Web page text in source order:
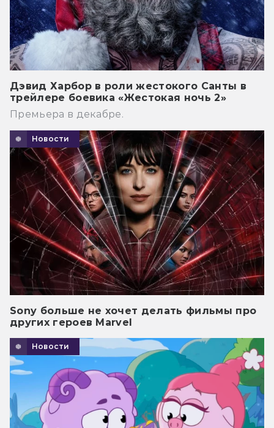
Дэвид Харбор в роли жестокого Санты в
трейлере боевика «Жестокая ночь 2»
Премьера в декабре.
Новости
Sony больше не хочет делать фильмы про
других героев Marvel
Новости